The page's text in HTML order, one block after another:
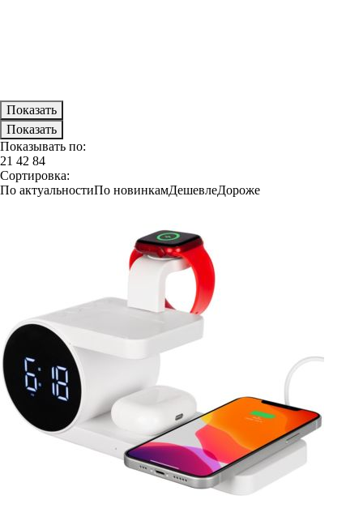
Показывать по:
21 42 84
Сортировка:
По актуальностиПо новинкамДешевлеДороже